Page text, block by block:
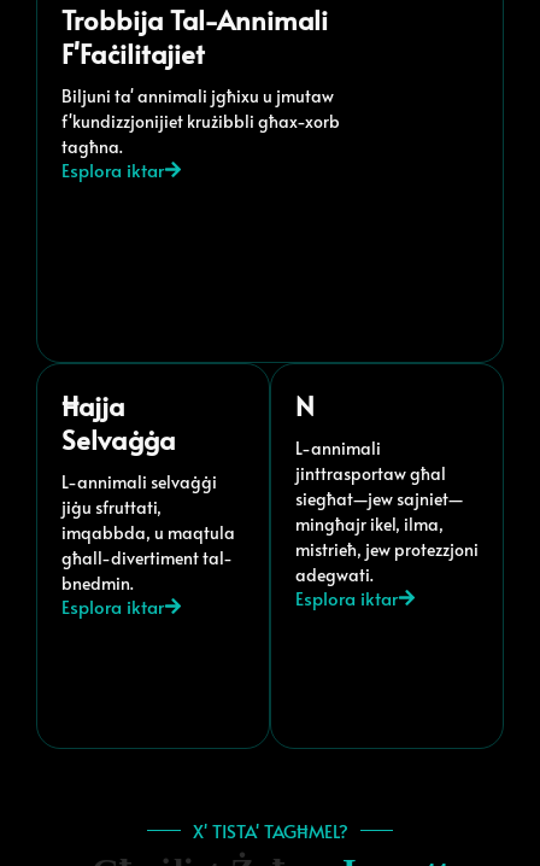
Trobbija Tal-Annimali
F'Faċilitajiet
Biljuni ta' annimali jgħixu u jmutaw
f'kundizzjonijiet krużibbli għax-xorb
tagħna.
Esplora iktar
Ħajja
Selvaġġa
L-annimali selvaġġi
jiġu sfruttati,
imqabbda, u maqtula
għall-divertiment tal-
bnedmin.
Esplora iktar
N
L-annimali
jinttrasportaw għal
siegħat—jew sajniet—
mingħajr ikel, ilma,
mistrieħ, jew protezzjoni
adegwati.
Esplora iktar
X' TISTA' TAGĦMEL?